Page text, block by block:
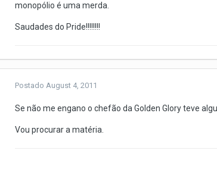
monopólio é uma merda.
Saudades do Pride!!!!!!!!
Postado August 4, 2011
Se não me engano o chefão da Golden Glory teve
Vou procurar a matéria.